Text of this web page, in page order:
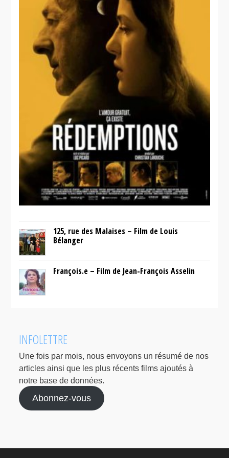
125, rue des Malaises – Film de Louis
Bélanger
François.e – Film de Jean-François Asselin
INFOLETTRE
Une fois par mois, nous envoyons un résumé de nos
articles ainsi que les plus récents films ajoutés à
notre base de données.
Abonnez-vous